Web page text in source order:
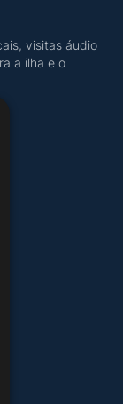
visitas áudio
a ilha e o